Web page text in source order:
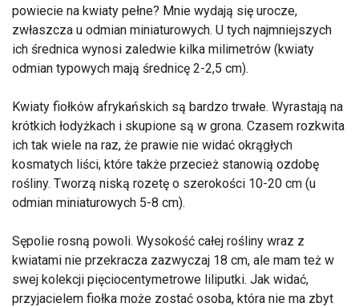
powiecie na kwiaty pełne? Mnie wydają się urocze,
zwłaszcza u odmian miniaturowych. U tych najmniejszych
ich średnica wynosi zaledwie kilka milimetrów (kwiaty
odmian typowych mają średnicę 2-2,5 cm).
Kwiaty fiołków afrykańskich są bardzo trwałe. Wyrastają na
krótkich łodyżkach i skupione są w grona. Czasem rozkwita
ich tak wiele na raz, że prawie nie widać okrągłych
kosmatych liści, które także przecież stanowią ozdobę
rośliny. Tworzą niską rozetę o szerokości 10-20 cm (u
odmian miniaturowych 5-8 cm).
Sępolie rosną powoli. Wysokość całej rośliny wraz z
kwiatami nie przekracza zazwyczaj 18 cm, ale mam też w
swej kolekcji pięciocentymetrowe liliputki. Jak widać,
przyjacielem fiołka może zostać osoba, która nie ma zbyt